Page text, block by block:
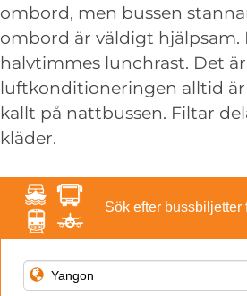
ombord, men bussen
ombord är väldigt hjälpsam.
halvtimmes lunchrast. Det
luftkonditioneringen alltid
kallt på nattbussen. Filtar
kläder.
Sök efter bussbiljetter